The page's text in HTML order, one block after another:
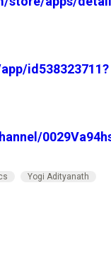
id538323711?
Yogi Adityanath